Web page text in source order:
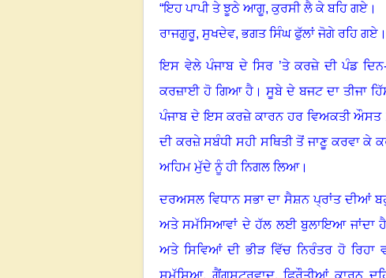
“ਇਹ ਪਾਪੀ ਤੇ ਝੂਠੇ ਆਗੂ,ਕੁਰਸੀ ਲੈ ਕੇ ਬਹਿ ਗਏ ।
ਰਾਜਗੁਰੂ, ਸੁਖਦੇਵ,ਭਗਤ ਸਿੰਘ ਫੁੱਲਾਂ ਜੋਗੇ ਰਹਿ ਗਏ
ਇਸ ਵੇਲੇ ਪੰਜਾਬ ਦੇ ਸਿਰ ’ਤੇ ਕਰਜ਼ੇ ਦੀ ਪੰਡ ਦਿਨ-
ਕਰਜ਼ਾਈ ਹੋ ਗਿਆ ਹੈ। ਸੂਬੇ ਦੇ ਬਜਟ ਦਾ ਤੀਜਾ
ਪੰਜਾਬ ਦੇ ਇਸ ਕਰਜ਼ੇ ਕਾਰਨ ਹਰ ਵਿਅਕਤੀ ਔਸਤ
ਦੀ ਕਰਜ਼ੇ ਸਬੰਧੀ ਸਹੀ ਸਥਿਤੀ ਤੋਂ ਜਾਣੂ ਕਰਵਾ ਕੇ
ਅਹਿਮ ਮੁੱਦੇ ਨੂੰ ਹੀ ਨਿਗਲ ਲਿਆ।
ਦਰਅਸਲ ਵਿਧਾਨ ਸਭਾ ਦਾ ਸੈਸ਼ਨ ਪ੍ਰਾਂਤ ਦੀਆਂ
ਅਤੇ ਸਮੱਸਿਆਵਾਂ ਦੇ ਹੱਲ ਲਈ ਬੁਲਾਇਆ ਜਾਂਦਾ ਹੈ
ਅਤੇ ਸਿਵਿਆਂ ਦੀ ਭੀੜ ਵਿੱਚ ਨਿਰੰਤਰ ਹੋ ਰਿਹਾ
ਸਮੱਸਿਆ, ਗੈਂਗਸਟਰਵਾਦ,ਫਿਰੌਤੀਆਂ ਕਾਰਨ